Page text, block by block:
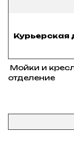
Курьерская
Мойки и
отделение